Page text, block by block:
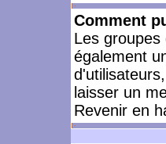
Comment
Les
également
laisser un
Revenir en